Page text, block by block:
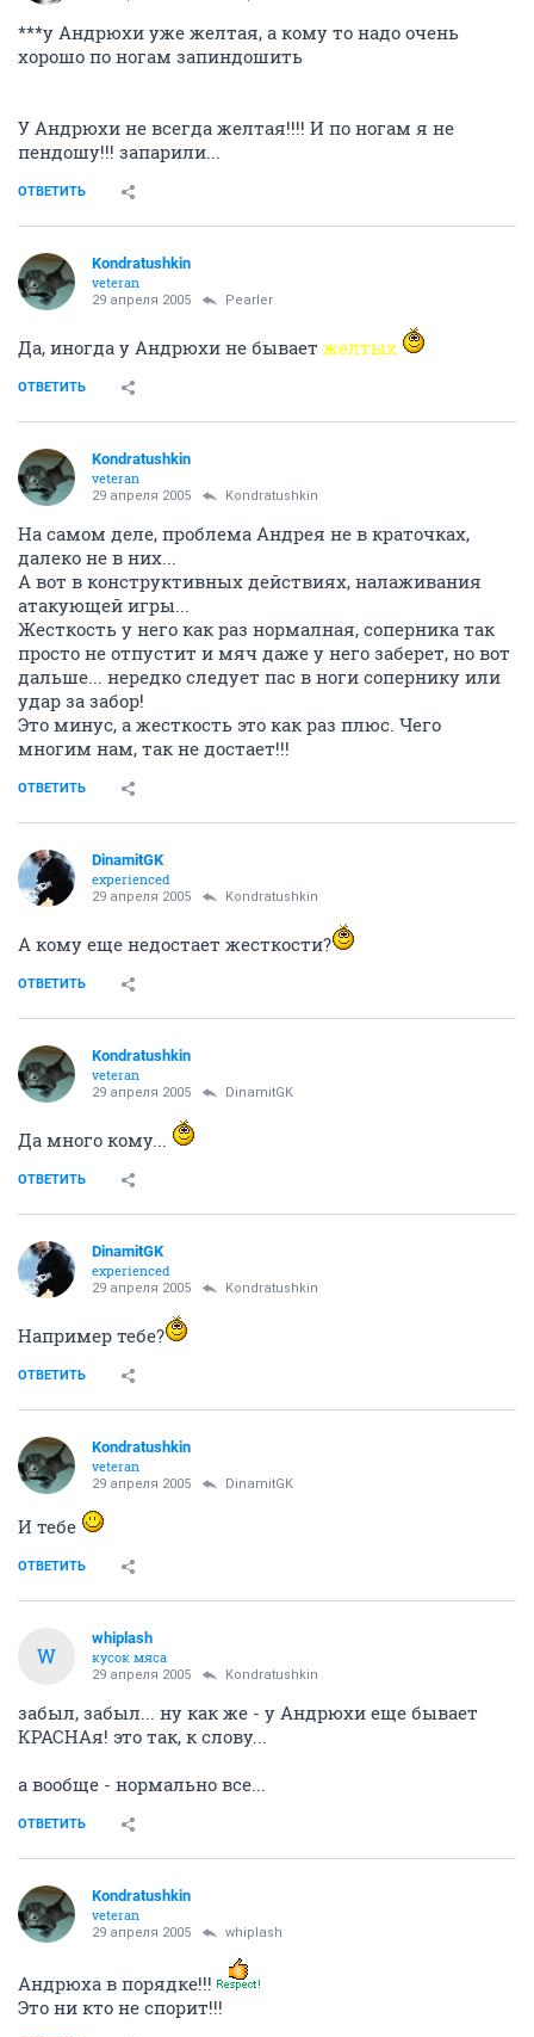
***у Андрюхи уже желтая, а кому то надо очень
хорошо по ногам запиндошить
У Андрюхи не всегда желтая!!!! И по ногам я не
пендошу!!! запарили...
ОТВЕТИТЬ
Kondratushkin
veteran
29 апреля 2005 Pearler
Да, иногда у Андрюхи не бывает желтых
ОТВЕТИТЬ
Kondratushkin
veteran
29 апреля 2005 Kondratushkin
На самом деле, проблема Андрея не в краточках,
далеко не в них...
А вот в конструктивных действиях, налаживания
атакующей игры...
Жесткость у него как раз нормалная, соперника так
просто не отпустит и мяч даже у него заберет, но вот
дальше... нередко следует пас в ноги сопернику или
удар за забор!
Это минус, а жесткость это как раз плюс. Чего
многим нам, так не достает!!!
ОТВЕТИТЬ
DinamitGK
experienced
29 апреля 2005 Kondratushkin
А кому еще недостает жесткости?
ОТВЕТИТЬ
Kondratushkin
veteran
29 апреля 2005 DinamitGK
Да много кому...
ОТВЕТИТЬ
DinamitGK
experienced
29 апреля 2005 Kondratushkin
Например тебе?
ОТВЕТИТЬ
Kondratushkin
veteran
29 апреля 2005 DinamitGK
И тебе
ОТВЕТИТЬ
W
whiplash
кусок мяса
29 апреля 2005 Kondratushkin
забыл, забыл... ну как же - у Андрюхи еще бывает
КРАСНАя! это так, к слову...
а вообще - нормально все...
ОТВЕТИТЬ
Kondratushkin
veteran
29 апреля 2005 whiplash
Андрюха в порядке!!!
Это ни кто не спорит!!!